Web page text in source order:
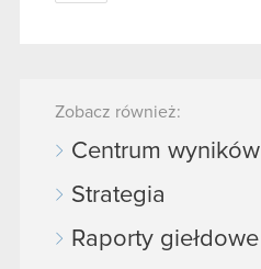
Zobacz również:
Centrum wyników
Strategia
Raporty giełdowe